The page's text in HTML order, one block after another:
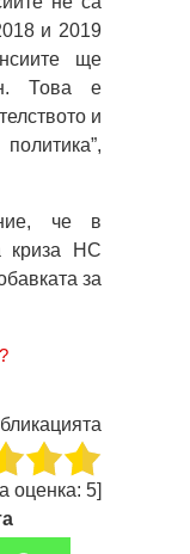
и 2019
ще
Това е
и
че в
криза НС
за
оценка: 5]